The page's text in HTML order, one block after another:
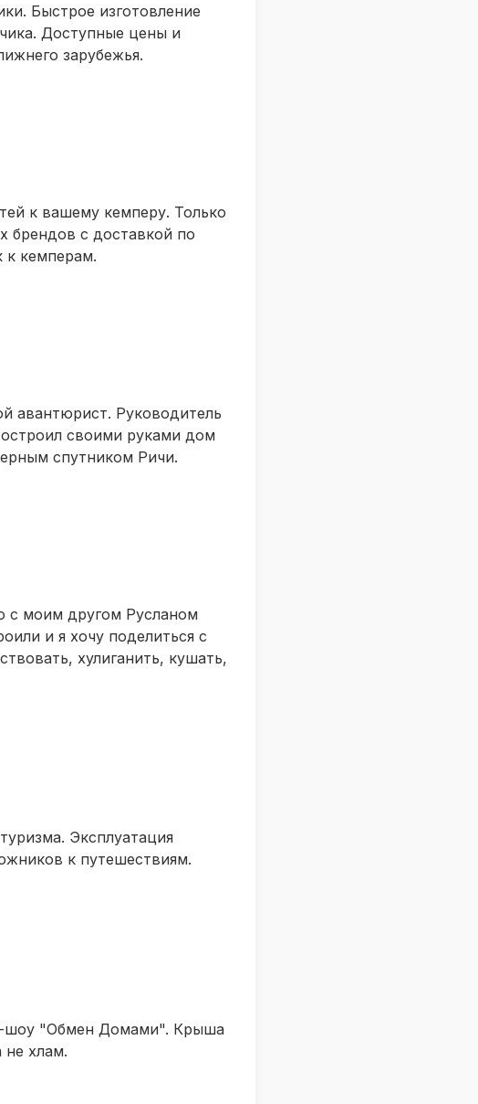
Быстрое изготовление
Доступные цены и
зарубежья.
к вашему кемперу. Только
брендов с доставкой по
к кемперам.
авантюрист. Руководитель
своими руками дом
спутником Ричи.
с моим другом Русланом
и я хочу поделиться с
хулиганить, кушать,
Эксплуатация
к путешествиям.
шоу "Обмен Домами". Крыша
не хлам.